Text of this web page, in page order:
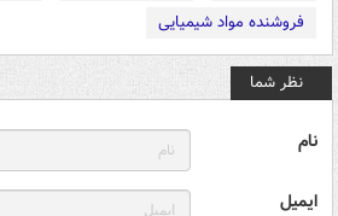
فروشنده مواد شیمیایی
نظر شما
نام
ایمیل